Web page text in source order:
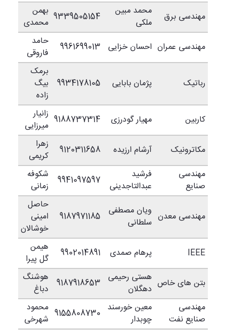
مهندسی برق
محمد مبین
ملکی
9339505154 بهمن
محمدی
مهندسی عمران احسان خزایی 9961699013
حامد
فاروقی
رباتیک پژمان بابایی 9934178105
برمک
بیگ
زاده
کاربین
مهیار گودرزی 9188737314 زانیار
میرزایی
مکاترونیک
آرشام ارزیده 9120311658
زهرا
کریمی
مهندسی
صنایع
فرشید
عبدالتاجدینی
9941097597
شکوفه
زمانی
مهندسی معدن ویان مصطفی
سلطانی
9187971185
حاصل
امینی
خوشالان
IEEE
پرهام صمدی 9902014891
هيمن
گل پيرا
بتن های خاص هستی رحیمی
دهگلان
9187918653
هوشنگ
دباغ
مهندسی
صنایع نفت
معین خورسند
چوبدار
9155808730 محمود
شهرخی